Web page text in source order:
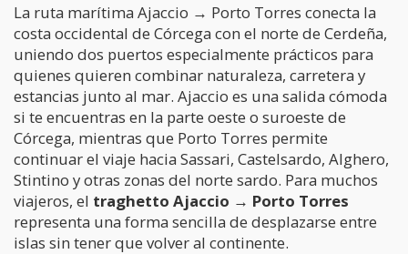
La ruta marítima Ajaccio → Porto Torres conecta la
costa occidental de Córcega con el norte de Cerdeña,
uniendo dos puertos especialmente prácticos para
quienes quieren combinar naturaleza, carretera y
estancias junto al mar. Ajaccio es una salida cómoda
si te encuentras en la parte oeste o suroeste de
Córcega, mientras que Porto Torres permite
continuar el viaje hacia Sassari, Castelsardo, Alghero,
Stintino y otras zonas del norte sardo. Para muchos
viajeros, el traghetto Ajaccio → Porto Torres
representa una forma sencilla de desplazarse entre
islas sin tener que volver al continente.